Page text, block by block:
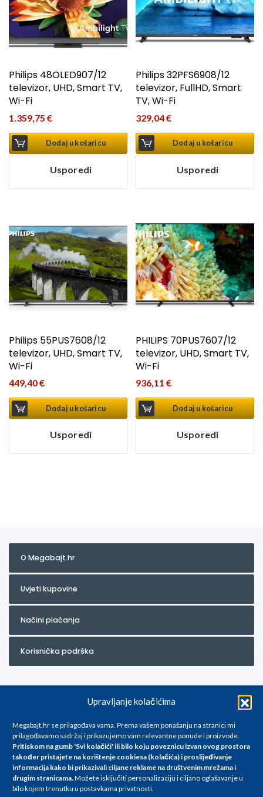
Upravljanje kolačićima
Megabajt.hr se prilagođava vama. Prema vašem ponašanju na stranici mi
prilagođavamo sadržaj i prikazujemo vam relevantne ponude i proizvode.
Pritiskom na gumb 'Svi kolačići' ili bilo koju poveznicu izvan ovog prostora
također pristajete na korištenje cookiesa (kolačića) i proslijeđivanje
informacija kako bi prikazivali ciljane reklame na društvenim mrežama i
drugim stranicama.Možete isključiti personalizaciju i ciljano oglašavanje u
bilo kojem trenutku u postavkama privatnosti.
Philips 48OLED907/12
televizor, UHD, Smart TV,
Wi-Fi
1.359,75 €
Dodaj u košaricu
Usporedi
Philips 32PFS6908/12
televizor, FullHD, Smart
TV, Wi-Fi
329,04€
Dodaj u košaricu
Usporedi
Philips 55PUS7608/12
televizor, UHD, Smart TV,
Wi-Fi
449,40€
Dodaj u košaricu
Usporedi
PHILIPS 70PUS7607/12
televizor, UHD, Smart TV,
Wi-Fi
936,11€
Dodaj u košaricu
Usporedi
O Megabajt.hr
Uvjeti kupovine
Načini plaćanja
Korisnička podrška
Za artikle kojih trenutno nema u ponudi obratite nam se na
info@megabajt.hr. Sve cijene su informativnog karaktera i podložne su
promjenama, a
iskazane su za avansno plaćanje(gotovina) u Eurima i uključuju PDV. Sve